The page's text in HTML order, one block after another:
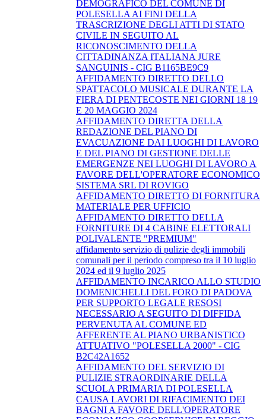
DEMOGRAFICO DEL COMUNE DI
POLESELLA AI FINI DELLA
TRASCRIZIONE DEGLI ATTI DI STATO
CIVILE IN SEGUITO AL
RICONOSCIMENTO DELLA
CITTADINANZA ITALIANA JURE
SANGUINIS - CIG B1165BE9C9
AFFIDAMENTO DIRETTO DELLO
SPATTACOLO MUSICALE DURANTE LA
FIERA DI PENTECOSTE NEI GIORNI 18 19
E 20 MAGGIO 2024
AFFIDAMENTO DIRETTA DELLA
REDAZIONE DEL PIANO DI
EVACUAZIONE DAI LUOGHI DI LAVORO
E DEL PIANO DI GESTIONE DELLE
EMERGENZE NEI LUOGHI DI LAVORO A
FAVORE DELL'OPERATORE ECONOMICO
SISTEMA SRL DI ROVIGO
AFFIDAMENTO DIRETTO DI FORNITURA
MATERIALE PER UFFICIO
AFFIDAMENTO DIRETTO DELLA
FORNITURE DI 4 CABINE ELETTORALI
POLIVALENTE "PREMIUM"
affidamento servizio di pulizie degli immobili
comunali per il periodo compreso tra il 10 luglio
2024 ed il 9 luglio 2025
AFFIDAMENTO INCARICO ALLO STUDIO
DOMENICHELLI DEL FORO DI PADOVA
PER SUPPORTO LEGALE RESOSI
NECESSARIO A SEGUITO DI DIFFIDA
PERVENUTA AL COMUNE ED
AFFERENTE AL PIANO URBANISTICO
ATTUATIVO "POLESELLA 2000" - CIG
B2C42A1652
AFFIDAMENTO DEL SERVIZIO DI
PULIZIE STRAORDINARIE DELLA
SCUOLA PRIMARIA DI POLESELLA
CAUSA LAVORI DI RIFACIMENTO DEI
BAGNI A FAVORE DELL'OPERATORE